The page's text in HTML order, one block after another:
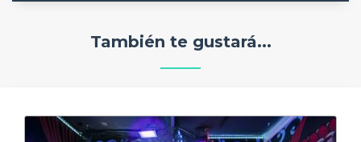
También te gustará...